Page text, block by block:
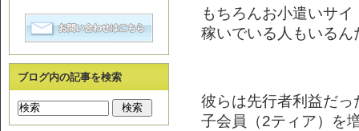
もちろんお小遣いサ
稼いでいる人もいる
彼らは先行者利益だっ
子会員（2ティア）を
ブログ内の記事を検索